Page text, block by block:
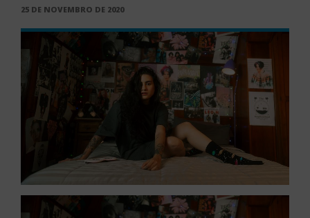
PUBLICADO
25 DE NOVEMBRO DE 2020